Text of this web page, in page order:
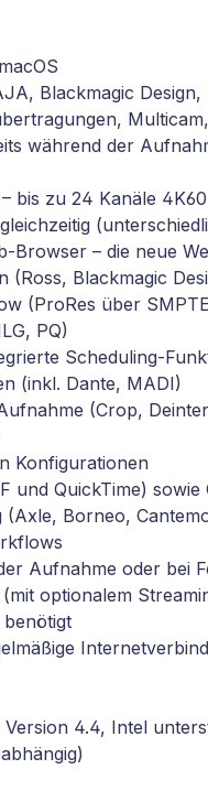
Blackmagic
während der
bis zu 24 Kanäle
Browser – die neue
Blackmagic
(ProRes über
PQ)
Scheduling-
(inkl. Dante, MADI)
(Crop,
Konfigurationen
und QuickTime)
Borneo,
Aufnahme oder bei
optionalem
4.4, Intel